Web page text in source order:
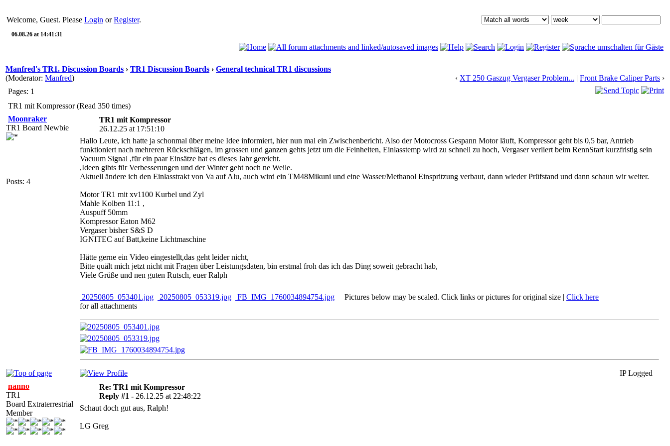
Welcome, Guest. Please Login orRegister.
06.08.26 at 14:41:31
Manfred's TR1. Discussion Boards › TR1 Discussion Boards › General technical TR1 discussions
(Moderator: Manfred) ‹ XT 250 Gaszug Vergaser Problem... | Front Brake Caliper Parts ›
Pages: 1
TR1 mit Kompressor (Read 350 times)
Moonraker
TR1 Board Newbie
Posts: 4
TR1 mit Kompressor
26.12.25 at 17:51:10
Hallo Leute, ich hatte ja schonmal über meine Idee informiert, hier nun mal ein Zwischenbericht. Also der Motocross Gespann Motor läuft, Kompressor geht bis 0,5 bar, Antrieb
funktioniert nach mehreren Rückschlägen, im grossen und ganzen gehts jetzt um die Feinheiten, Einlasstemp wird zu schnell zu hoch, Vergaser verliert beim RennStart kurzfristig sein
Vacuum Signal ,für ein paar Einsätze hat es dieses Jahr gereicht.
,Ideen gibts für Verbesserungen und der Winter geht noch ne Weile.
Aktuell ändere ich den Einlasstrakt von Va auf Alu, auch wird ein TM48Mikuni und eine Wasser/Methanol Einspritzung verbaut, dann wieder Prüfstand und dann schaun wir weiter.
Motor TR1 mit xv1100 Kurbel und Zyl
Mahle Kolben 11:1 ,
Auspuff 50mm
Kompressor Eaton M62
Vergaser bisher S&S D
IGNITEC auf Batt,keine Lichtmaschine
Hätte gerne ein Video eingestellt,das geht leider nicht,
Bitte quält mich jetzt nicht mit Fragen über Leistungsdaten, bin erstmal froh das ich das Ding soweit gebracht hab,
Viele Grüße und nen guten Rutsch, euer Ralph
20250805_053401.jpg 20250805_053319.jpg FB_IMG_1760034894754.jpg Pictures below may be scaled. Click links or pictures for original size | Click here
for all attachments
IP Logged
nanno
TR1
Board Extraterrestrial
Member
Re: TR1 mit Kompressor
Reply #1 - 26.12.25 at 22:48:22
Schaut doch gut aus, Ralph!
LG Greg